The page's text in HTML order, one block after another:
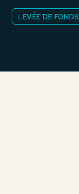
LEVÉE DE FONDS